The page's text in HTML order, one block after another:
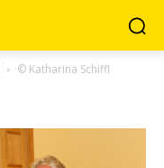
© Katharina Schiffl